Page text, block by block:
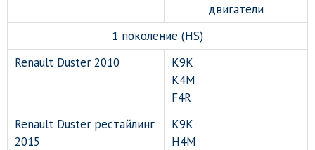
двигатели
1 поколение (HS)
Renault Duster 2010
K9K
K4M
F4R
Renault Duster рестайлинг
2015
K9K
H4M